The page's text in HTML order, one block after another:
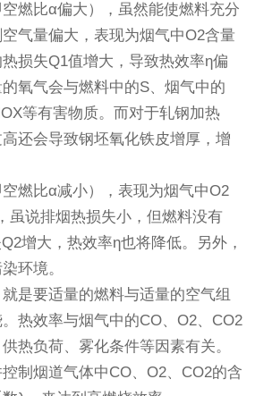
燃比α偏大），虽然能使燃料充分
气量偏大，表现为烟气中O2含量
损失Q1值增大，导致热效率η偏
氧气会与燃料中的S、烟气中的
等有害物质。而对于轧钢加热
还会导致钢坯氧化铁皮增厚，增
燃比α减小），表现为烟气中O2
虽说排烟热损失小，但燃料没有
增大，热效率η也将降低。另外，
环境。
是要适量的燃料与适量的空气组
热效率与烟气中的CO、O2、CO2
热负荷、雾化条件等因素有关。
制烟道气体中CO、O2、CO2的含